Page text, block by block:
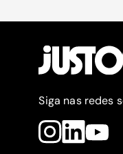
Siga nas redes